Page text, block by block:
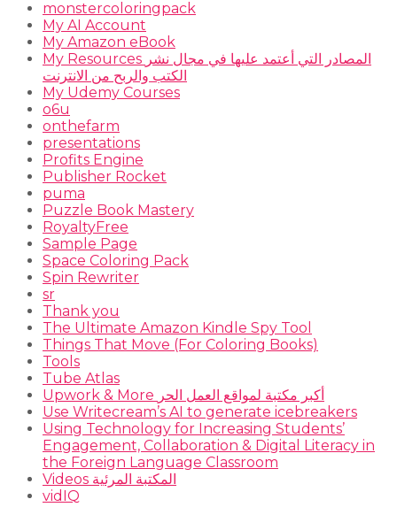
monstercoloringpack
My AI Account
My Amazon eBook
My Resources المصادر التي أعتمد عليها في مجال نشر
الكتب والربح من الانترنت
My Udemy Courses
o6u
onthefarm
presentations
Profits Engine
Publisher Rocket
puma
Puzzle Book Mastery
RoyaltyFree
Sample Page
Space Coloring Pack
Spin Rewriter
sr
Thank you
The Ultimate Amazon Kindle Spy Tool
Things That Move (For Coloring Books)
Tools
Tube Atlas
Upwork & More أكبر مكتبة لمواقع العمل الحر
Use Writecream’s AI to generate icebreakers
Using Technology for Increasing Students’
Engagement, Collaboration & Digital Literacy in
the Foreign Language Classroom
Videos المكتبة المرئية
vidIQ